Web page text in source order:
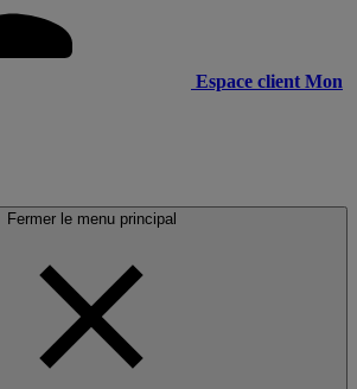
Espace client Mon
Fermer le menu principal